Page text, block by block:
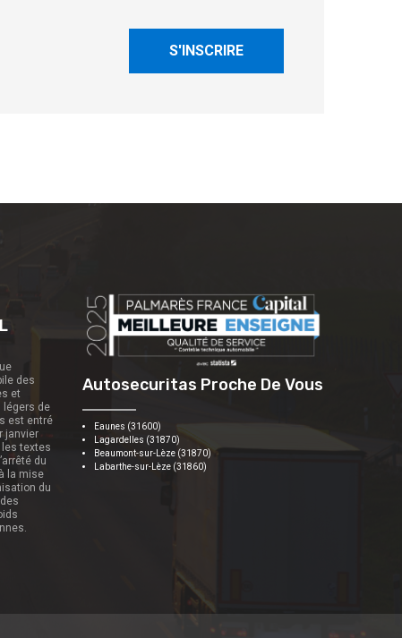
S'INSCRIRE
des
et
légers de
est entré
janvier
les textes
du
la mise
du
Autosecuritas Proche De Vous
Eaunes (31600)
Lagardelles (31870)
Beaumont-sur-Lèze (31870)
Labarthe-sur-Lèze (31860)